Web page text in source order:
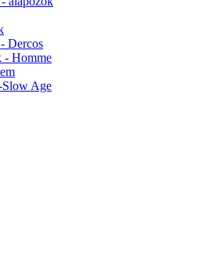
Dercos
- Homme
Slow Age